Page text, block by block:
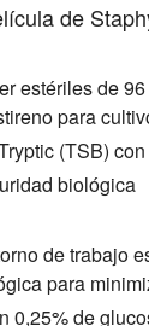
de
estériles de
para
(TSB)
biológica
de trabajo
para
0,25% de